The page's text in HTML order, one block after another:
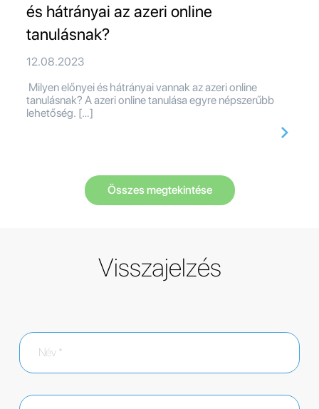
és hátrányai az azeri online
tanulásnak?
12.08.2023
Milyen előnyei és hátrányai vannak az azeri online
tanulásnak? A azeri online tanulása egyre népszerűbb
lehetőség. […]
Összes megtekintése
Visszajelzés